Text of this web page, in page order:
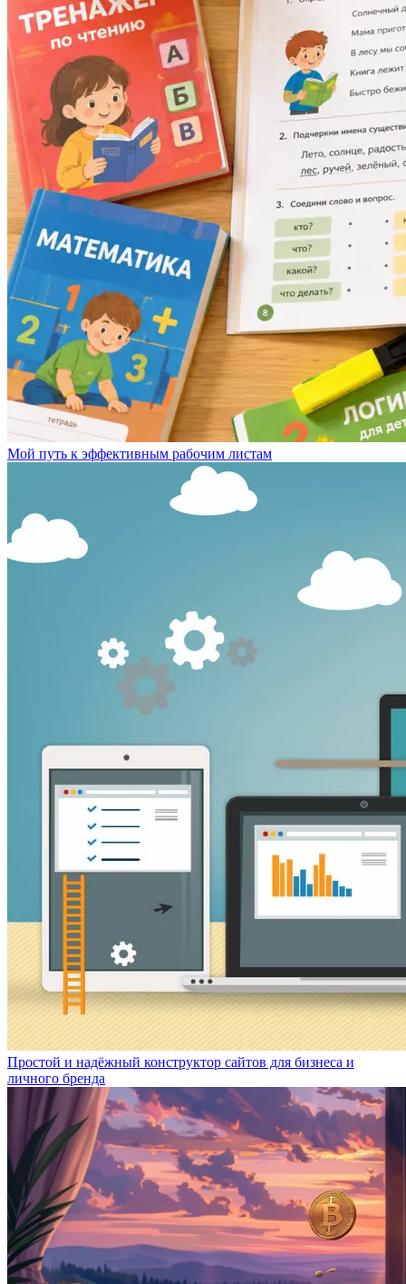
Мой путь к эффективным рабочим листам
Простой и надёжный конструктор сайтов для бизнеса и
личного бренда